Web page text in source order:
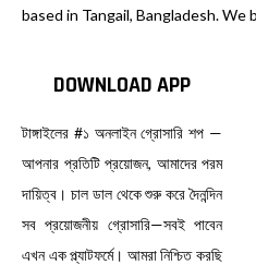
based in Tangail, Bangladesh. We
DOWNLOAD APP
টাঙ্গাইলের #১ অনলাইন গ্রোসারি শপ —
আপনার প্রতিটি প্রয়োজন, আমাদের পরম
দায়িত্ব। চাল ডাল থেকে শুরু করে দৈনন্দিন
সব প্রয়োজনীয় গ্রোসারি—সবই পাবেন
এখন এক প্ল্যাটফর্মে। আমরা নিশ্চিত করছি